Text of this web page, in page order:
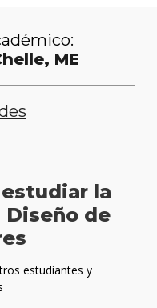
ME
estudiar la
de
estudiantes y